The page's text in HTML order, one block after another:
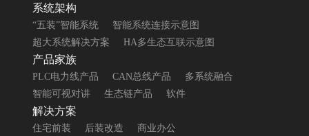
系统架构
“五装”智能系统
智能系统连接示意图
超大系统解决方案
HA多生态互联示意图
产品家族
PLC电力线产品 CAN总线产品
多系统融合
智能可视对讲
生态链产品 软件
解决方案
住宅前装 后装改造 商业办公